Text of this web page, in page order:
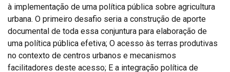
à implementação de uma política pública sobre agricultura
urbana. O primeiro desafio seria a construção de aporte
documental de toda essa conjuntura para elaboração de
uma política pública efetiva; O acesso às terras produtivas
no contexto de centros urbanos e mecanismos
facilitadores deste acesso; E a integração política de